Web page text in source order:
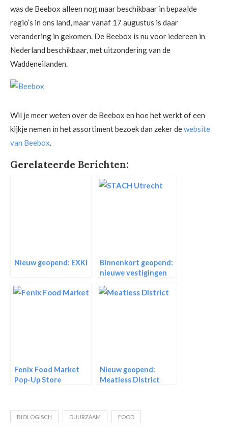
was de Beebox alleen nog maar beschikbaar in bepaalde
regio’s in ons land, maar vanaf 17 augustus is daar
verandering in gekomen. De Beebox is nu voor iedereen in
Nederland beschikbaar, met uitzondering van de
Waddeneilanden.
Wil je meer weten over de Beebox en hoe het werkt of een
kijkje nemen in het assortiment bezoek dan zeker dewebsite
van Beebox.
Gerelateerde Berichten:
Nieuw geopend: EXKi
Binnenkort geopend:
nieuwe vestigingen
Fenix Food Market
Pop-Up Store
Nieuw geopend:
Meatless District
BIOLOGISCH DUURZAAM FOOD